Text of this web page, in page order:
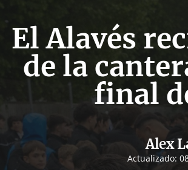
El Alavés
de la
final
Alex
Actualizado: